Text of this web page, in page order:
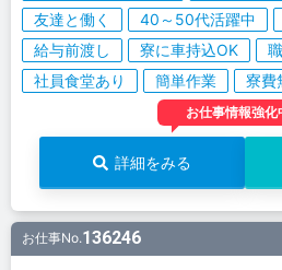
友達と働く
40～50代活躍中
給与前渡し
寮に車持込OK
社員食堂あり
簡単作業 寮費
お仕事情報強化
詳細をみる
お仕事No.136246